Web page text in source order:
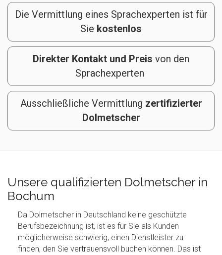
Die Vermittlung eines Sprachexperten ist für
Sie kostenlos
Direkter Kontakt und Preis von den
Sprachexperten
Ausschließliche Vermittlung zertifizierter
Dolmetscher
Unsere qualifizierten Dolmetscher in
Bochum
Da Dolmetscher in Deutschland keine geschützte
Berufsbezeichnung ist, ist es für Sie als Kunden
möglicherweise schwierig, einen Dienstleister zu
finden, den Sie vertrauensvoll buchen können. Das ist